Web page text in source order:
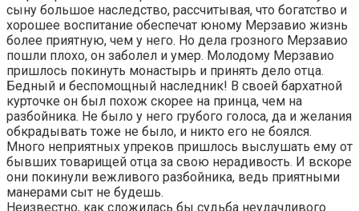
сыну большое наследство, рассчитывая, что богатство и
хорошее воспитание обеспечат юному Мерзавио жизнь
более приятную, чем у него. Но дела грозного Мерзавио
пошли плохо, он заболел и умер. Молодому Мерзавио
пришлось покинуть монастырь и принять дело отца.
Бедный и беспомощный наследник! В своей бархатной
курточке он был похож скорее на принца, чем на
разбойника. Не было у него грубого голоса, да и желания
обкрадывать тоже не было, и никто его не боялся.
Много неприятных упреков пришлось выслушать ему от
бывших товарищей отца за свою нерадивость. И вскоре
они покинули вежливого разбойника, ведь приятными
манерами сыт не будешь.
Неизвестно, как сложилась бы судьба неудачливого